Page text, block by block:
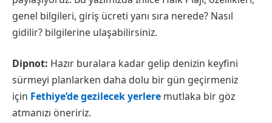
genel bilgileri, giriş ücreti yanı sıra nerede? Nasıl
gidilir? bilgilerine ulaşabilirsiniz.
Dipnot: Hazır buralara kadar gelip denizin keyfini
sürmeyi planlarken daha dolu bir gün geçirmeniz
için Fethiye’de gezilecek yerlere mutlaka bir göz
atmanızı öneririz.